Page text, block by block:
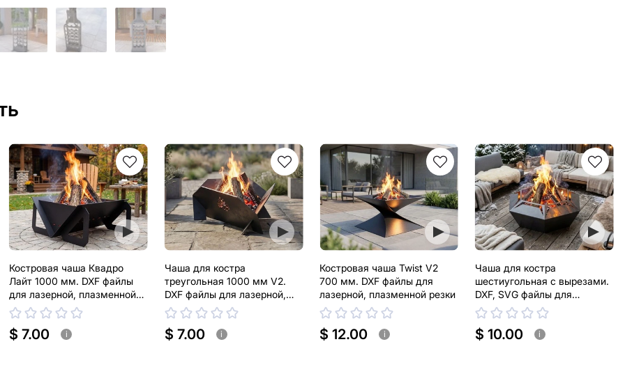
Костровая чаша Квадро
Лайт 1000 мм. DXF файлы
для лазерной, плазменной
резки
$ 7.00 i
Чаша для костра
треугольная 1000 мм V2.
DXF файлы для лазерной,
плазменной резки
$ 7.00 i
Костровая чаша Twist V2
700 мм. DXF файлы для
лазерной, плазменной резки
$ 12.00 i
Чаша для костра
шестиугольная с вырезами.
DXF, SVG файлы для
лазерной, плазменной резки
$ 10.00 i